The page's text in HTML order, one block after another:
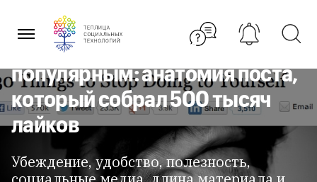
содержанию
Что делает контент
популярным: анатомия поста,
который собрал 500 тысяч
лайков
Убеждение, удобство, полезность,